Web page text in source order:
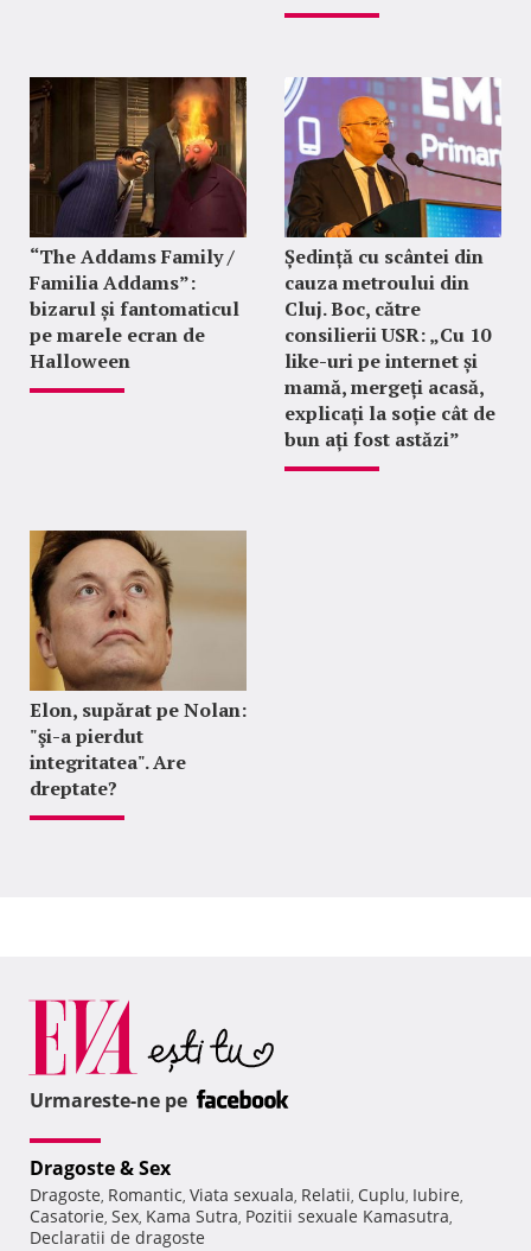
“The Addams Family /
Familia Addams”:
bizarul și fantomaticul
pe marele ecran de
Halloween
Ședință cu scântei din
cauza metroului din
Cluj. Boc, către
consilierii USR: „Cu 10
like-uri pe internet și
mamă, mergeți acasă,
explicați la soție cât de
bun ați fost astăzi”
Elon, supărat pe Nolan:
"şi-a pierdut
integritatea". Are
dreptate?
Urmareste-ne pe
Dragoste & Sex
Dragoste, Romantic, Viata sexuala, Relatii, Cuplu, Iubire,
Casatorie, Sex, Kama Sutra, Pozitii sexuale Kamasutra,
Declaratii de dragoste